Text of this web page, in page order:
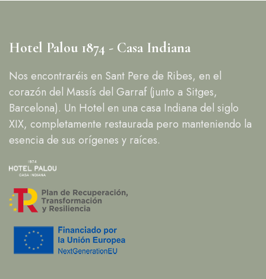
Hotel Palou 1874 - Casa Indiana
Nos encontraréis en Sant Pere de Ribes, en el
corazón del Massís del Garraf (junto a Sitges,
Barcelona). Un Hotel en una casa Indiana del siglo
XIX, completamente restaurada pero manteniendo la
esencia de sus orígenes y raíces.